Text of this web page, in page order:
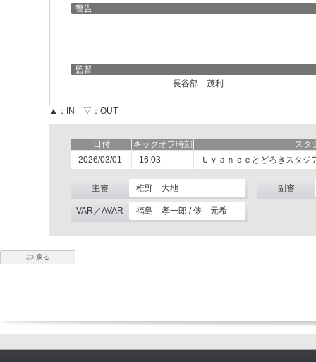
警告
監督
長谷部 茂利
▲：IN ▽：OUT
日付 キックオフ時刻
スタ
2026/03/01
16:03 Ｕｖａｎｃｅとどろきスタ
主審 椎野 大地 副審
VAR／AVAR 福島 孝一郎 / 俵 元希
戻る